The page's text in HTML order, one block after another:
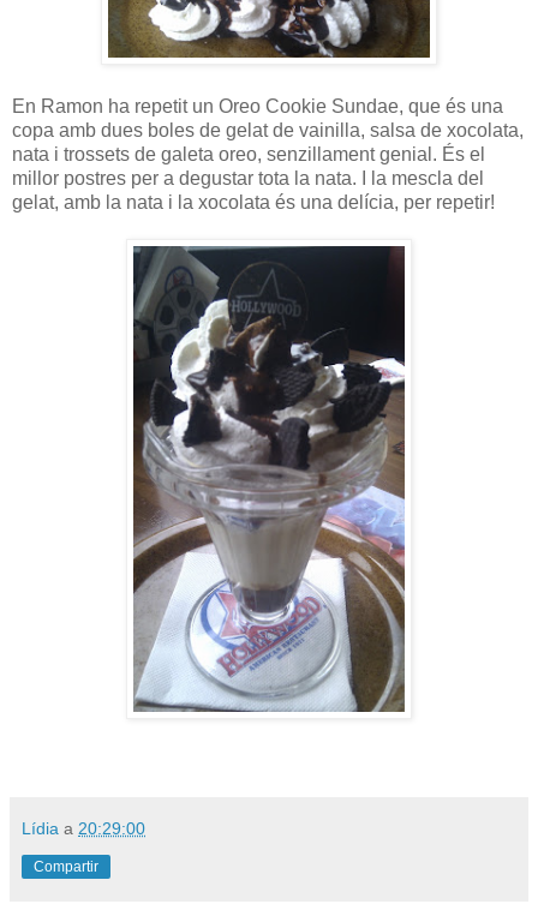
En Ramon ha repetit un Oreo Cookie Sundae, que és una
copa amb dues boles de gelat de vainilla, salsa de xocolata,
nata i trossets de galeta oreo, senzillament genial. És el
millor postres per a degustar tota la nata. I la mescla del
gelat, amb la nata i la xocolata és una delícia, per repetir!
Lídia a 20:29:00
Compartir